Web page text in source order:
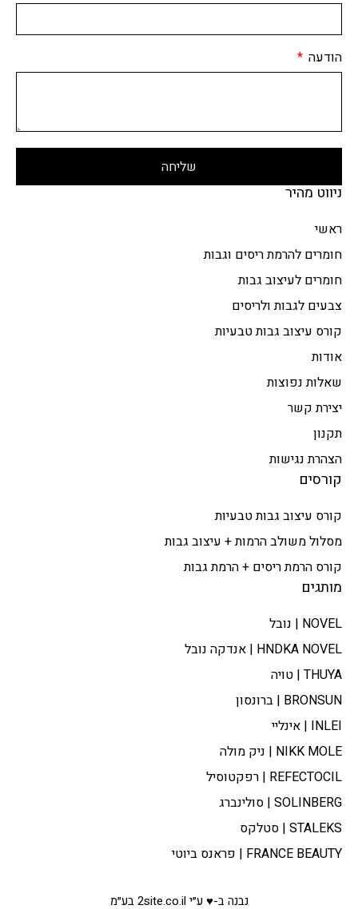
ניווט מהיר
ראשי
חומרים להרמת ריסים וגבות
חומרים לעיצוב גבות
צבעים לגבות ולריסים
קורס עיצוב גבות טבעיות
אודות
שאלות נפוצות
יצירת קשר
תקנון
הצהרת נגישות
קורסים
קורס עיצוב גבות טבעיות
מסלול משולב הרמות + עיצוב גבות​
קורס הרמת ריסים + הרמת גבות
מותגים
NOVEL | נובל
HNDKA NOVEL | אנדקה נובל
THUYA | טויה
BRONSUN | ברונסון
INLEI | אינליי
NIKK MOLE | ניק מולה
REFECTOCIL | רפקטוסיל
SOLINBERG | סולינברג
STALEKS | סטלקס
FRANCE BEAUTY | פראנס ביוטי
הודעה
שליחה
נבנה ב-♥ ע״י 2site.co.il בע״מ